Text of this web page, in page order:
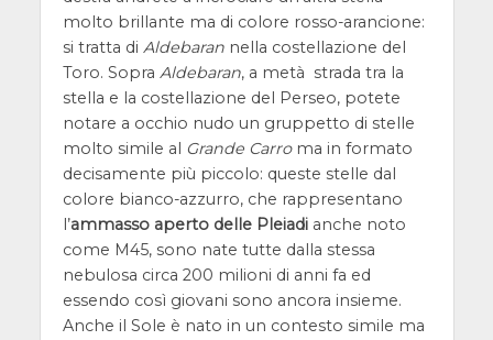
molto brillante ma di colore rosso-arancione:
si tratta di Aldebarannella costellazione del
Toro. Sopra Aldebaran, a metà strada tra la
stella e la costellazione del Perseo, potete
notare a occhio nudo un gruppetto di stelle
molto simile al Grande Carroma in formato
decisamente più piccolo: queste stelle dal
colore bianco-azzurro, che rappresentano
l’ammasso aperto delle Pleiadianche noto
come M45, sono nate tutte dalla stessa
nebulosa circa 200 milioni di anni fa ed
essendo così giovani sono ancora insieme.
Anche il Sole è nato in un contesto simile ma